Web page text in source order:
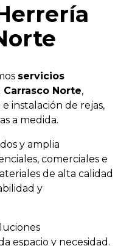
servicios
Norte,
instalación de rejas,
a medida.
y amplia
comerciales e
de alta calidad
y
espacio y necesidad.